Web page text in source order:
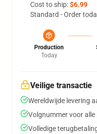
Cost to ship:$6.99
Standard - Order
Production
Today
Veilige transactie
Wereldwijde levering
Volgnummer voor
Volledige